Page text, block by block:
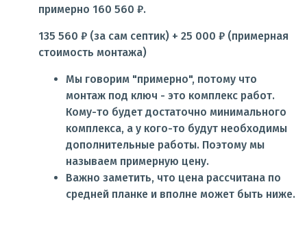
примерно 160 560 ₽.
135 560 ₽ (за сам септик) + 25 000 ₽ (примерная
стоимость монтажа)
Мы говорим "примерно", потому что
монтаж под ключ - это комплекс работ.
Кому-то будет достаточно минимального
комплекса, а у кого-то будут необходимы
дополнительные работы. Поэтому мы
называем примерную цену.
Важно заметить, что цена рассчитана по
средней планке и вполне может быть ниже.